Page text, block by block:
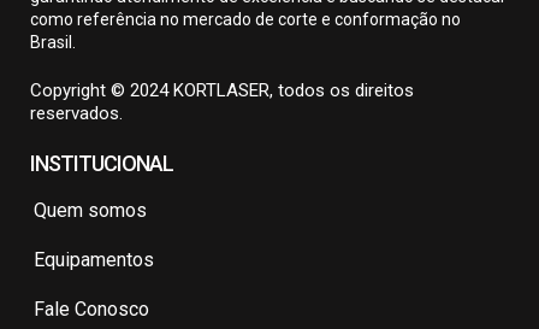
como referência no mercado de corte e conformação no
Brasil.
Copyright © 2024 KORTLASER, todos os direitos
reservados.
INSTITUCIONAL
Quem somos
Equipamentos
Fale Conosco